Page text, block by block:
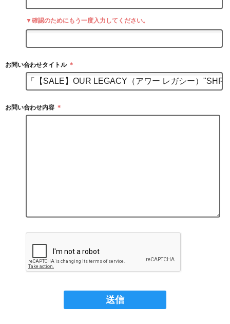
▼確認のためにもう一度入力してください。
お問い合わせタイトル ＊
お問い合わせ内容 ＊